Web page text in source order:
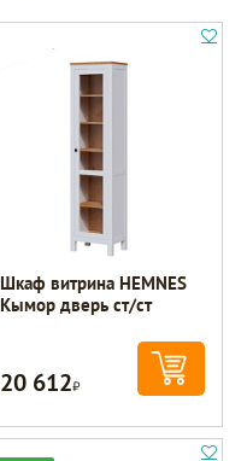
Шкаф витрина HEMNES
Кымор дверь ст/ст
20 612Р